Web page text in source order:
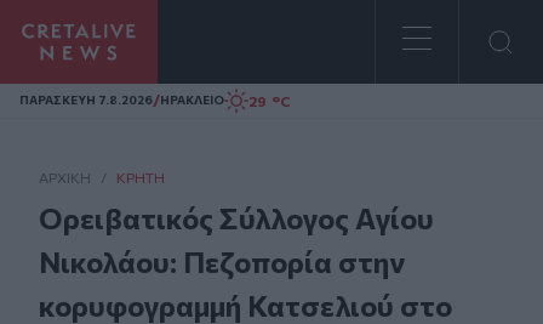
Homepage
ΠΑΡΑΣΚΕΥΗ 7.8.2026/ΗΡΑΚΛΕΙΟ 29 °C
ΑΡΧΙΚΗ / ΚΡΉΤΗ
Ορειβατικός Σύλλογος Αγίου
Νικολάου: Πεζοπορία στην
κορυφογραμμή Κατσελιού στο